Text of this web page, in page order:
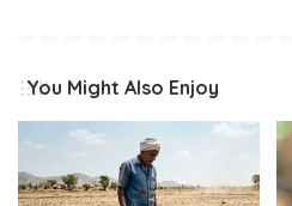
You Might Also Enjoy